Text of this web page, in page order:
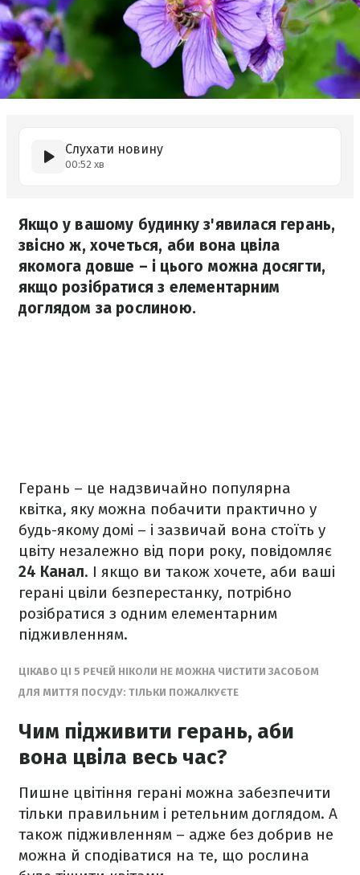
Слухати новину
00:52 хв
Якщо у вашому будинку з'явилася герань,
звісно ж, хочеться, аби вона цвіла
якомога довше – і цього можна досягти,
якщо розібратися з елементарним
доглядом за рослиною.
Герань – це надзвичайно популярна
квітка, яку можна побачити практично у
будь-якому домі – і зазвичай вона стоїть у
цвіту незалежно від пори року, повідомляє
24 Канал. І якщо ви також хочете, аби ваші
герані цвіли безперестанку, потрібно
розібратися з одним елементарним
підживленням.
ЦІКАВО ЦІ 5 РЕЧЕЙ НІКОЛИ НЕ МОЖНА ЧИСТИТИ ЗАСОБОМ
ДЛЯ МИТТЯ ПОСУДУ: ТІЛЬКИ ПОЖАЛКУЄТЕ
Чим підживити герань, аби
вона цвіла весь час?
Пишне цвітіння герані можна забезпечити
тільки правильним і ретельним доглядом. А
також підживленням – адже без добрив не
можна й сподіватися на те, що рослина